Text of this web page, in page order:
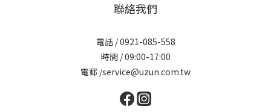
聯絡我們
電話 / 0921-085-558
時間 / 09:00-17:00
電郵 /service@uzun.com.tw